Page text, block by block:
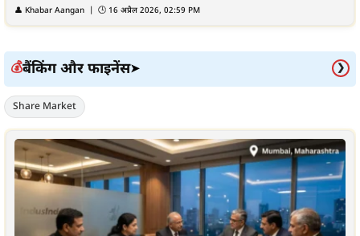
👤 Khabar Aangan | 🕒 16 अप्रैल 2026, 02:59 PM
💰बैंकिंग और फाइनेंस➤ ❯
Share Market